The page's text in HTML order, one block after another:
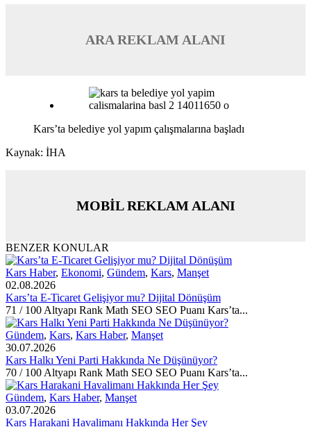
ARA REKLAM ALANI
Kars’ta belediye yol yapım çalışmalarına başladı
Kaynak: İHA
MOBİL REKLAM ALANI
BENZER KONULAR
Kars Haber, Ekonomi, Gündem, Kars, Manşet
02.08.2026
Kars’ta E-Ticaret Gelişiyor mu? Dijital Dönüşüm
71 / 100 Altyapı Rank Math SEO SEO Puanı Kars’ta...
Gündem, Kars, Kars Haber, Manşet
30.07.2026
Kars Halkı Yeni Parti Hakkında Ne Düşünüyor?
70 / 100 Altyapı Rank Math SEO SEO Puanı Kars’ta...
Gündem, Kars Haber, Manşet
03.07.2026
Kars Harakani Havalimanı Hakkında Her Şey